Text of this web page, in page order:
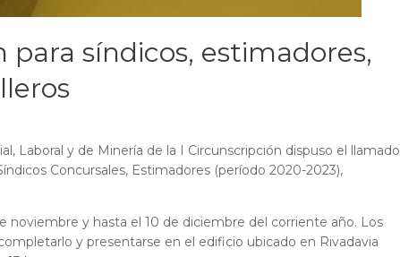
síndicos, estimadores,
Laboral y de Minería de la I Circunscripción dispuso el llamado
Concursales, Estimadores (período 2020-2023),
noviembre y hasta el 10 de diciembre del corriente año. Los
y presentarse en el edificio ubicado en Rivadavia